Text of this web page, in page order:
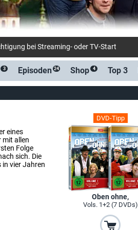
bei Streaming- oder TV-Start
3 Episoden 24 Shop 4 Top 3
DVD-Tipp
Oben ohne,
Vols. 1+2 (7 DVDs)
eines
mit allen
Folge
sich. Die
vier Jahren